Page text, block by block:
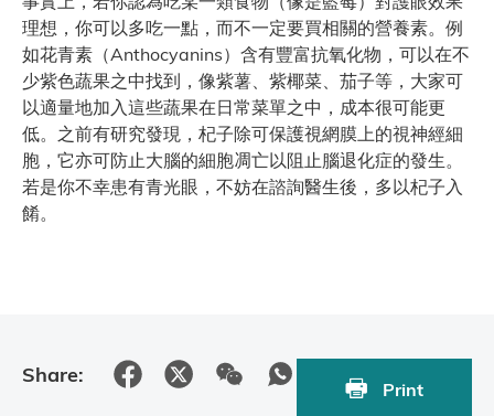
理想，你可以多吃一點，而不一定要買相關的營養素。例
如花青素（Anthocyanins）含有豐富抗氧化物，可以在不
少紫色蔬果之中找到，像紫薯、紫椰菜、茄子等，大家可
以適量地加入這些蔬果在日常菜單之中，成本很可能更
低。之前有研究發現，杞子除可保護視網膜上的視神經細
胞，它亦可防止大腦的細胞凋亡以阻止腦退化症的發生。
若是你不幸患有青光眼，不妨在諮詢醫生後，多以杞子入
餚。
Share:
Print